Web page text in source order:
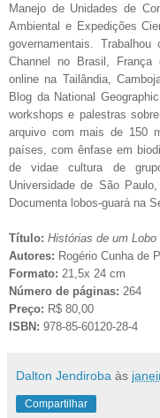
Manejo de Unidades de
Ambiental e Expedições
governamentais.
Channel no Brasil, França
online na Tailândia,
Blog da National
workshops e palestras
arquivo com mais de 150
países, com ênfase em
de vidae cultura de
Universidade de São
Documenta lobos-guará na
Título: Histórias de um Lobo
Autores: Rogério Cunha de
Formato: 21,5x 24 cm
Número de páginas: 264
Preço: R$ 80,00
ISBN: 978-85-60120-28-4
Dalton Jendiroba às
Compartilhar